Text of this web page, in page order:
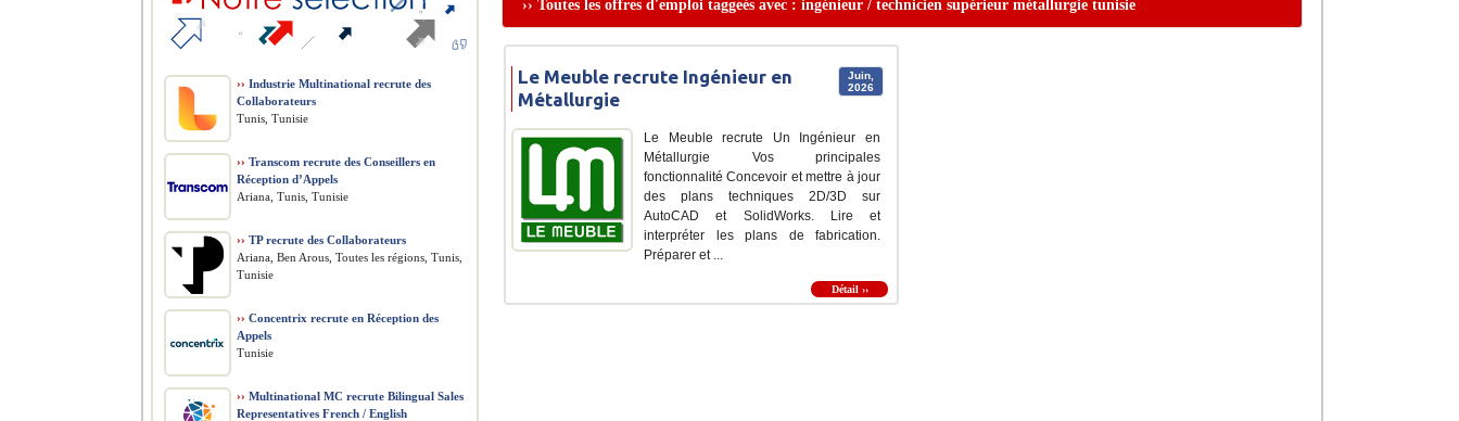
›› Toutes les offres d'emploi taggeés avec : ingénieur / technicien supérieur métallurgie tunisie
Juin,
2026
Le Meuble recrute Ingénieur en
Métallurgie
Le Meuble recrute Un Ingénieur en
Métallurgie Vos principales
fonctionnalité Concevoir et mettre à jour
des plans techniques 2D/3D sur
AutoCAD et SolidWorks. Lire et
interpréter les plans de fabrication.
Préparer et ...
Détail ››
›› Industrie Multinational recrute des
Collaborateurs
Tunis, Tunisie
›› Transcom recrute des Conseillers en
Réception d’Appels
Ariana, Tunis, Tunisie
›› TP recrute des Collaborateurs
Ariana, Ben Arous, Toutes les régions, Tunis,
Tunisie
›› Concentrix recrute en Réception des
Appels
Tunisie
›› Multinational MC recrute Bilingual Sales
Representatives French / English